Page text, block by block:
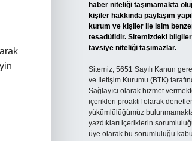
haber niteliği taşımamakta
kişiler hakkında paylaşım
kurum ve kişiler ile isim
tesadüfidir. Sitemizdeki
tavsiye niteliği taşımazlar.
Sitemiz, 5651 Sayılı Kanun
ve İletişim Kurumu (BTK)
Sağlayıcı olarak hizmet
içerikleri proaktif olarak
yükümlülüğümüz
yazdıkları içeriklerin
üye olarak bu sorumluluğu